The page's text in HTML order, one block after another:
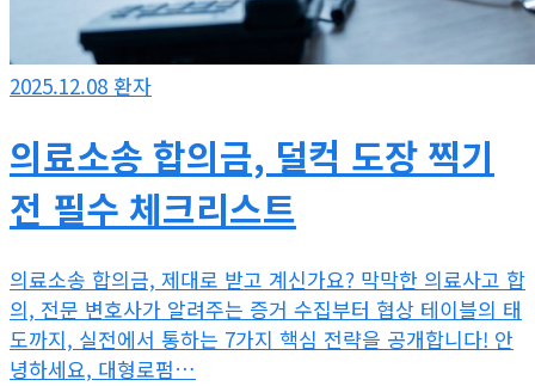
2025.12.08 환자
의료소송 합의금, 덜컥 도장 찍기
전 필수 체크리스트
의료소송 합의금, 제대로 받고 계신가요? 막막한 의료사고 합
의, 전문 변호사가 알려주는 증거 수집부터 협상 테이블의 태
도까지, 실전에서 통하는 7가지 핵심 전략을 공개합니다! 안
녕하세요, 대형로펌…